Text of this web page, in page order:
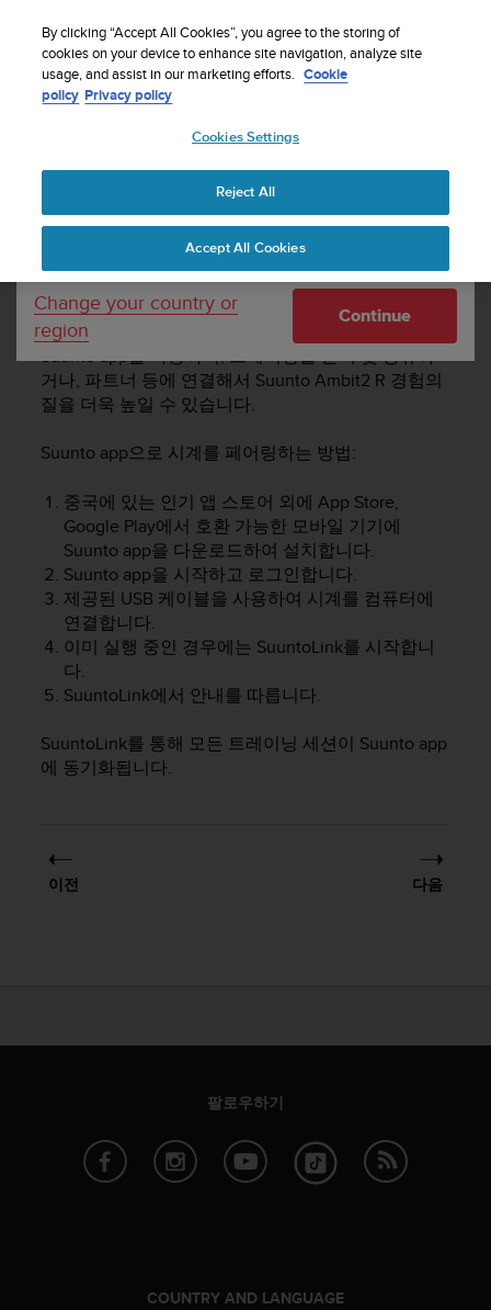
Suunto app
Suunto app
Suunto app을 사용하여, 트레이닝을 분석 및 공유하
거나, 파트너 등에 연결해서 Suunto Ambit2 R 경험의
질을 더욱 높일 수 있습니다.
Suunto app으로 시계를 페어링하는 방법:
중국에 있는 인기 앱 스토어 외에 App Store,
Google Play에서 호환 가능한 모바일 기기에
Suunto app을 다운로드하여 설치합니다.
Suunto app을 시작하고 로그인합니다.
제공된 USB 케이블을 사용하여 시계를 컴퓨터에
연결합니다.
이미 실행 중인 경우에는 SuuntoLink를 시작합니
다.
SuuntoLink에서 안내를 따릅니다.
SuuntoLink를 통해 모든 트레이닝 세션이 Suunto app
에 동기화됩니다.
이전 다음
팔로우하기
COUNTRY AND LANGUAGE
Your country or region:
United States
Currency: $ (USD)
Shipping only to United States
Change your country or
region
Continue
By clicking “Accept All Cookies”, you agree to the storing of
cookies on your device to enhance site navigation, analyze site
usage, and assist in our marketing efforts. Cookie
policy Privacy policy
Cookies Settings
Reject All
Accept All Cookies